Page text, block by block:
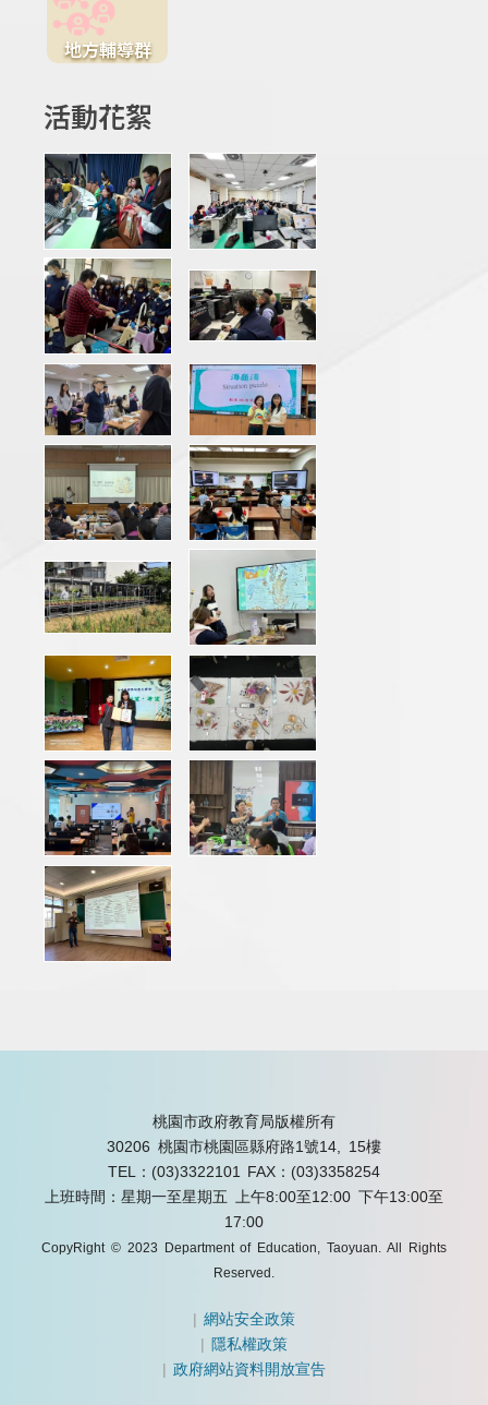
地方輔導群
活動花絮
桃園市政府教育局版權所有
30206 桃園市桃園區縣府路1號14, 15樓
TEL：(03)3322101
FAX：(03)3358254
上班時間：星期一至星期五 上午8:00至12:00 下午13:00至
17:00
CopyRight © 2023 Department of Education, Taoyuan. All Rights
Reserved.
|網站安全政策
|隱私權政策
|政府網站資料開放宣告